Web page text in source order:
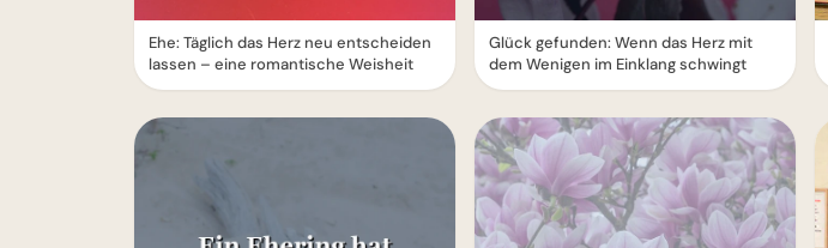
Ehe: Täglich das Herz neu entscheiden
lassen – eine romantische Weisheit
Glück gefunden: Wenn das Herz mit
dem Wenigen im Einklang schwingt